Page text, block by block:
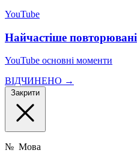
YouTube
Найчастіше повторювані
YouTube основні моменти
ВІДЧИНЕНО →
Закрити
№ Мова